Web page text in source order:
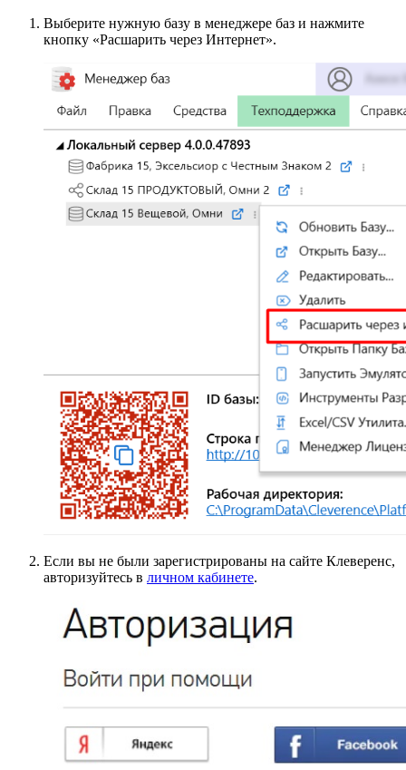
Выберите нужную базу в менеджере баз и нажмите
кнопку «Расшарить через Интернет».
Если вы не были зарегистрированы на сайте Клеверенс,
авторизуйтесь в личном кабинете.